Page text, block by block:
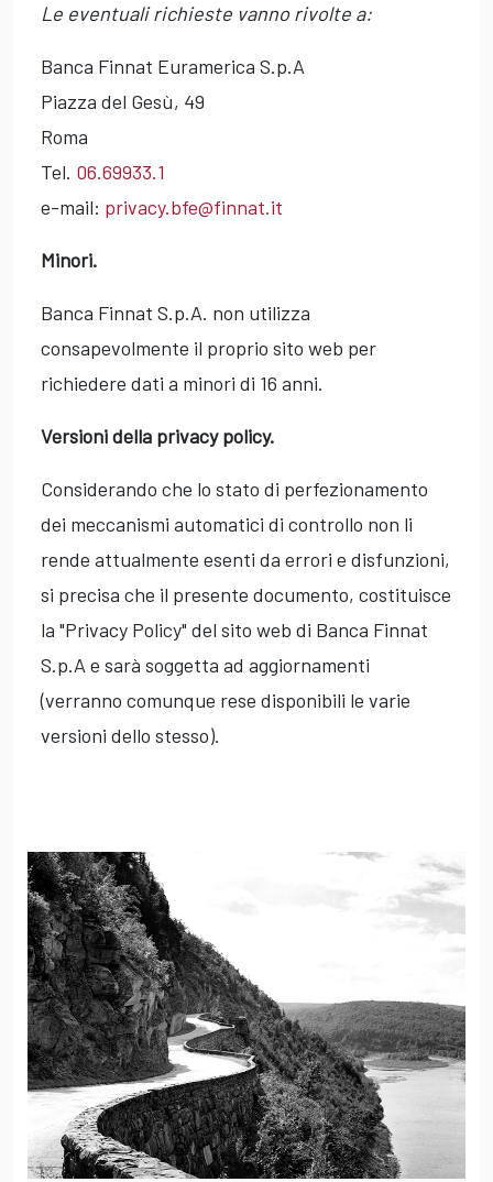
Le eventuali richieste vanno rivolte a:
Banca Finnat Euramerica S.p.A
Piazza del Gesù, 49
Roma
Tel. 06.69933.1
e-mail: privacy.bfe@finnat.it
Minori.
Banca Finnat S.p.A. non utilizza
consapevolmente il proprio sito web per
richiedere dati a minori di 16 anni.
Versioni della privacy policy.
Considerando che lo stato di perfezionamento
dei meccanismi automatici di controllo non li
rende attualmente esenti da errori e disfunzioni,
si precisa che il presente documento, costituisce
la "Privacy Policy" del sito web di Banca Finnat
S.p.A e sarà soggetta ad aggiornamenti
(verranno comunque rese disponibili le varie
versioni dello stesso).